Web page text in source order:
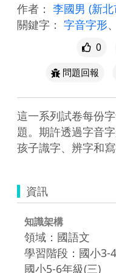
作者： 李國男 (新
關鍵字： 字音字形、
0
問題回報
這一系列試卷每份
題。期許透過字音
孩子識字、辨字和寫
資訊
知識架構
領域：國語文
學習階段：國小3-
國小5-6年級(三)